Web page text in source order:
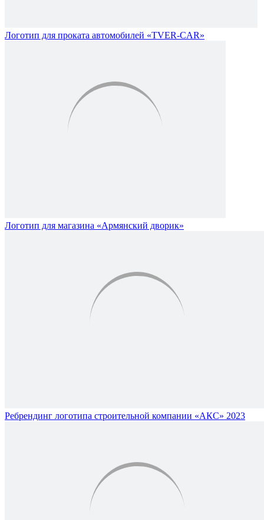
Логотип для проката автомобилей «TVER-CAR»
Логотип для магазина «Армянский дворик»
Ребрендинг логотипа строительной компании «АКС» 2023